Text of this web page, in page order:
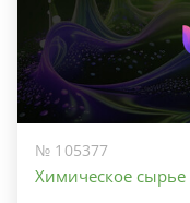
№ 105377
Химическое